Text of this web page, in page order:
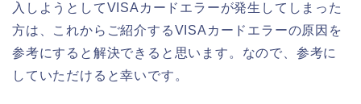
入しようとしてVISAカードエラーが発生してしまった
方は、これからご紹介するVISAカードエラーの原因を
参考にすると解決できると思います。なので、参考に
していただけると幸いです。